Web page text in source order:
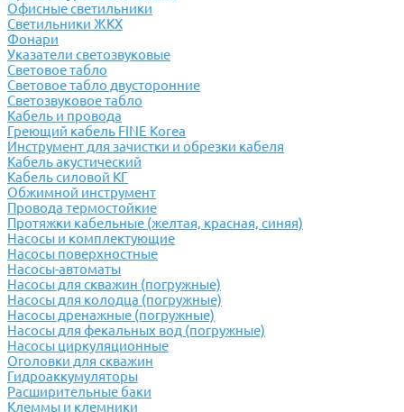
Офисные светильники
Светильники ЖКХ
Фонари
Указатели светозвуковые
Световое табло
Световое табло двусторонние
Светозвуковое табло
Кабель и провода
Греющий кабель FINE Korea
Инструмент для зачистки и обрезки кабеля
Кабель акустический
Кабель силовой КГ
Обжимной инструмент
Провода термостойкие
Протяжки кабельные (желтая, красная, синяя)
Насосы и комплектующие
Насосы поверхностные
Насосы-автоматы
Насосы для скважин (погружные)
Насосы для колодца (погружные)
Насосы дренажные (погружные)
Насосы для фекальных вод (погружные)
Насосы циркуляционные
Оголовки для скважин
Гидроаккумуляторы
Расширительные баки
Клеммы и клемники